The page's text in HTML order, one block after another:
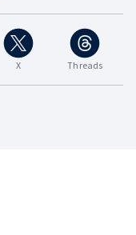
X Threads